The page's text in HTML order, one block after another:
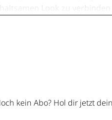
kein Abo? Hol dir jetzt